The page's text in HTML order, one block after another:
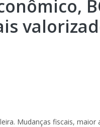
Mudanças fiscais,